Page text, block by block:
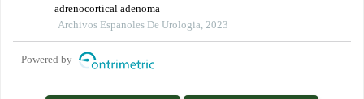
adrenocortical adenoma
Archivos Espanoles De Urologia, 2023
Powered by